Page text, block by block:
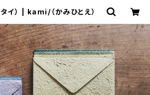
イ） | kami/（かみひとえ）